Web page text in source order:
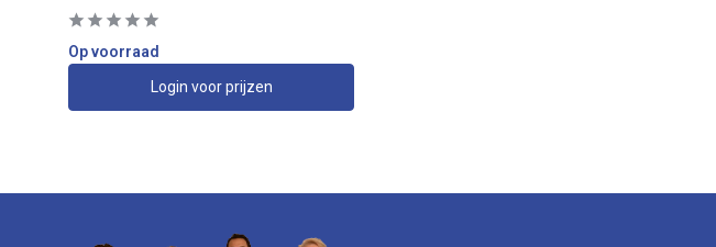
Op voorraad
Login voor prijzen